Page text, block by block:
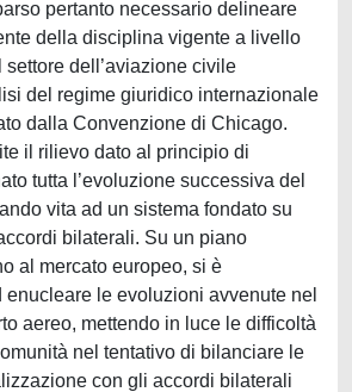
pertanto necessario delineare
della disciplina vigente a livello
dell’aviazione civile
del regime giuridico internazionale
dalla Convenzione di Chicago.
il rilievo dato al principio di
tutta l’evoluzione successiva del
vita ad un sistema fondato su
bilaterali. Su un piano
al mercato europeo, si è
enucleare le evoluzioni avvenute nel
aereo, mettendo in luce le difficoltà
nel tentativo di bilanciare le
con gli accordi bilaterali